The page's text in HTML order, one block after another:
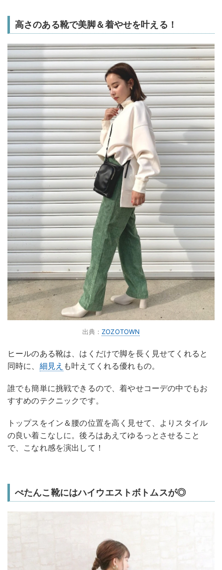
高さのある靴で美脚＆着やせを叶える！
出典：ZOZOTOWN
ヒールのある靴は、はくだけで脚を長く見せてくれると
同時に、 細見え も叶えてくれる優れもの。
誰でも簡単に挑戦できるので、着やせコーデの中でもお
すすめのテクニックです。
トップスをイン＆腰の位置を高く見せて、よりスタイル
の良い着こなしに。後ろはあえてゆるっとさせること
で、こなれ感を演出して！
ぺたんこ靴にはハイウエストボトムスが◎